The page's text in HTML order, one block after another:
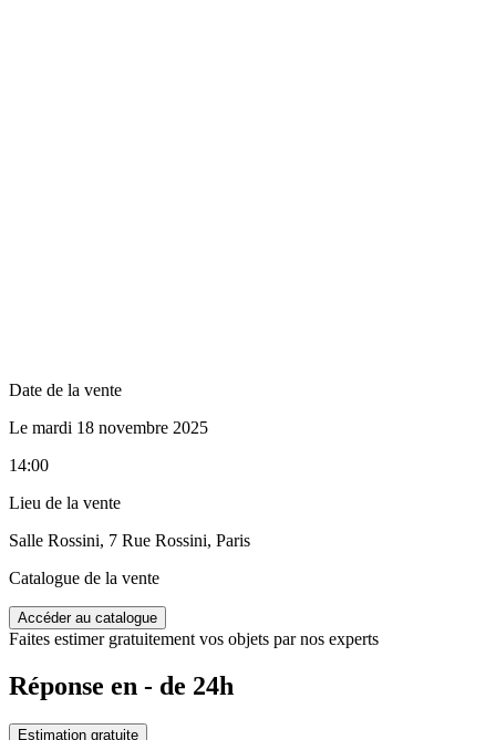
Date de la vente
Le mardi 18 novembre 2025
14:00
Lieu de la vente
Salle Rossini, 7 Rue Rossini, Paris
Catalogue de la vente
Accéder au catalogue
Faites estimer gratuitement vos objets par nos experts
Réponse en - de 24h
Estimation gratuite